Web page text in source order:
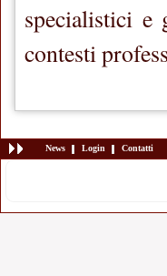
specialistici e
contesti
News Login Contatti